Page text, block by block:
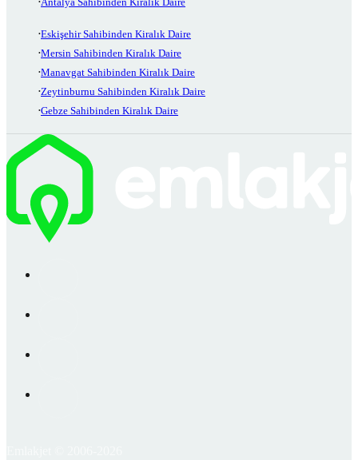
Eskişehir Sahibinden Kiralık Daire
Mersin Sahibinden Kiralık Daire
Manavgat Sahibinden Kiralık Daire
Zeytinburnu Sahibinden Kiralık Daire
Gebze Sahibinden Kiralık Daire